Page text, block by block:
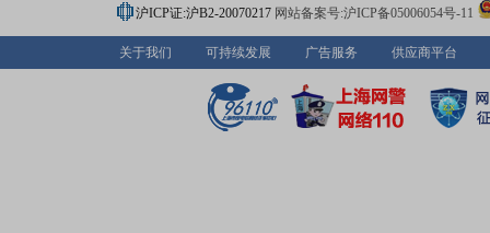
家及省级以上研发平台。埃夫特坚持以客户为中心的价值
的专业化团队和7*24小时在线的客户服务体系,一切为了帮
更好的创造价值。
沪ICP证:沪B2-20070217 网站备案号:沪ICP备05006054号-11
关于我们 可持续发展 广告服务 供应商平台